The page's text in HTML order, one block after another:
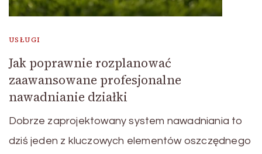
USŁUGI
Jak poprawnie rozplanować
zaawansowane profesjonalne
nawadnianie działki
Dobrze zaprojektowany system nawadniania to
dziś jeden z kluczowych elementów oszczędnego